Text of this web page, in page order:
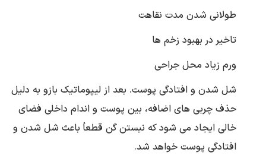
طولانی شدن مدت نقاهت
تاخیر در بهبود زخم ها
ورم زیاد محل جراحی
شل شدن و افتادگی پوست. بعد از لیپوماتیک بازو به دلیل
حذف چربی های اضافه، بین پوست و اندام داخلی فضای
خالی ایجاد می شود که نبستن گن قطعأ باعث شل شدن و
افتادگی پوست خواهد شد.